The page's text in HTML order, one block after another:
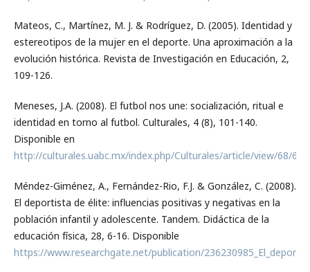
Mateos, C., Martínez, M. J. & Rodríguez, D. (2005). Identidad y
estereotipos de la mujer en el deporte. Una aproximación a la
evolución histórica. Revista de Investigación en Educación, 2,
109-126.
Meneses, J.A. (2008). El futbol nos une: socialización, ritual e
identidad en torno al futbol. Culturales, 4 (8), 101-140.
Disponible en
http://culturales.uabc.mx/index.php/Culturales/article/view/68/67
Méndez-Giménez, A., Fernández-Rio, F.J. & González, C. (2008).
El deportista de élite: influencias positivas y negativas en la
población infantil y adolescente. Tandem. Didáctica de la
educación física, 28, 6-16. Disponible
https://www.researchgate.net/publication/